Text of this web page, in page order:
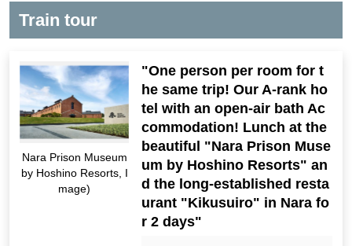
Train tour
Nara Prison Museum
by Hoshino Resorts, I
mage)
"One person per room for t
he same trip! Our A-rank ho
tel with an open-air bath Ac
commodation! Lunch at the
beautiful "Nara Prison Muse
um by Hoshino Resorts" an
d the long-established resta
urant "Kikusuiro" in Nara fo
r 2 days"